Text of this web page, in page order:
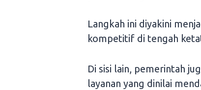
Langkah ini diyakini
kompetitif di tengah
Di sisi lain, pemerintah
layanan yang dinilai